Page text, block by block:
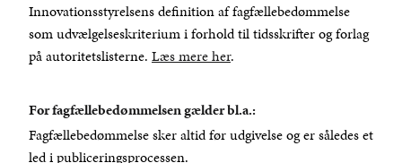
Innovationsstyrelsens definition af fagfællebedømmelse
som udvælgelseskriterium i forhold til tidsskrifter og forlag
på autoritetslisterne. Læs mere her.
For fagfællebedømmelsen gælder bl.a.:
Fagfællebedømmelse sker altid før udgivelse og er således et
led i publiceringsprocessen.